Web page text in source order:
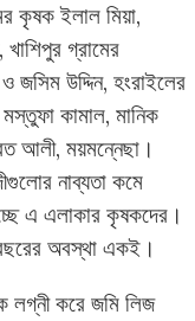
কৃষক ইলাল মিয়া,
গ্রামের
জসিম উদ্দিন, হংরাইলের
কামাল, মানিক
আলী, ময়মন্নেছা।
নাব্যতা কমে
এ এলাকার কৃষকদের।
অবস্থা একই।
লগ্নী করে জমি লিজ